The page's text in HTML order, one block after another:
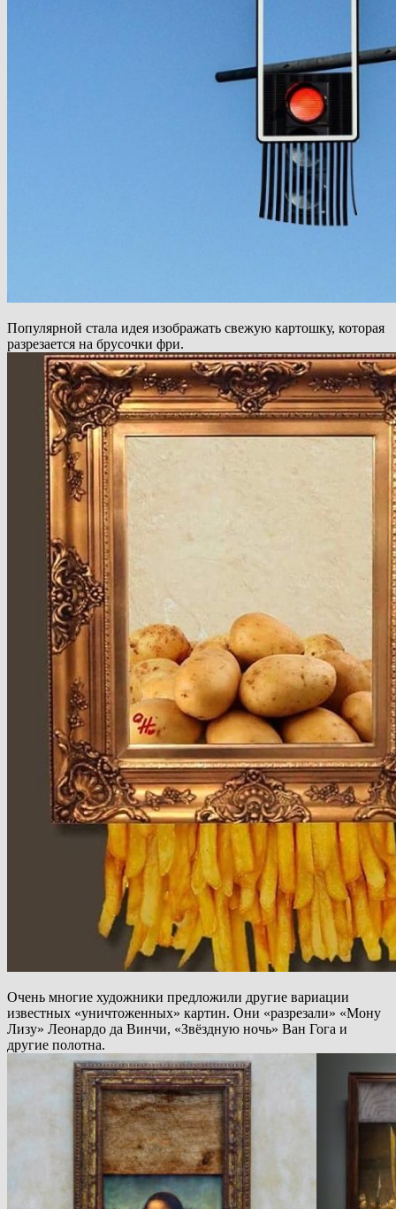
Популярной стала идея изображать свежую картошку, которая
разрезается на брусочки фри.
Очень многие художники предложили другие вариации
известных «уничтоженных» картин. Они «разрезали» «Мону
Лизу» Леонардо да Винчи, «Звёздную ночь» Ван Гога и
другие полотна.